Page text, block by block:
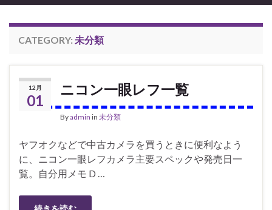
CATEGORY: 未分類
12月
01
ニコン一眼レフ一覧
Byadmin in 未分類
ヤフオクなどで中古カメラを買うときに便利なよう
に、ニコン一眼レフカメラ主要スペックや発売日一
覧。自分用メモ D …